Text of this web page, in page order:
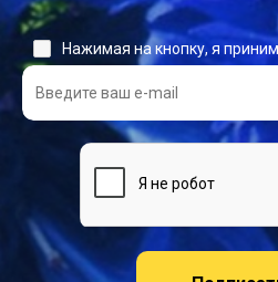
Нажимая на кнопку, я